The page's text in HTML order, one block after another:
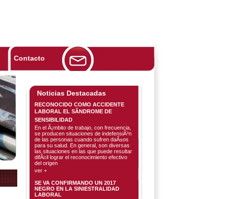
Contacto
Noticias Destacadas
RECONOCIDO COMO ACCIDENTE
LABORAL EL SÃNDROME DE
SENSIBILIDAD
En el Ã¡mbito de trabajo, con frecuencia,
se producen situaciones de indefensiÃ³n
de las personas cuando sufren daÃ±os
para su salud. En general, son diversas
las situaciones en las que puede resultar
difÃ­cil lograr el reconocimiento efectivo
del origen
ver +
SE VA CONFIRMANDO UN 2017
NEGRO EN LA SINIESTRALIDAD
LABORAL